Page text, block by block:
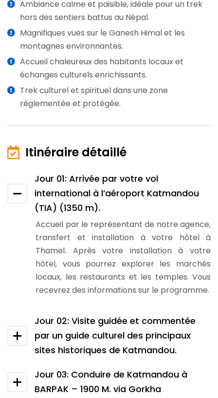
Ambiance calme et paisible, idéale pour un trek
hors des sentiers battus au Népal.
Magnifiques vues sur le Ganesh Himal et les
montagnes environnantes.
Accueil chaleureux des habitants locaux et
échanges culturels enrichissants.
Trek culturel et spirituel dans une zone
réglementée et protégée.
Itinéraire détaillé
Jour 01: Arrivée par votre vol
international à l’aéroport Katmandou
(TIA) (1350 m).
Accueil par le représentant de notre agence,
transfert et installation à votre hôtel à
Thamel. Après votre installation à votre
hôtel, vous pourrez explorer les marchés
locaux, les restaurants et les temples. Vous
recevrez des informations sur le programme.
Jour 02: Visite guidée et commentée
par un guide culturel des principaux
sites historiques de Katmandou.
Jour 03: Conduire de Katmandou à
BARPAK – 1900 M. via Gorkha